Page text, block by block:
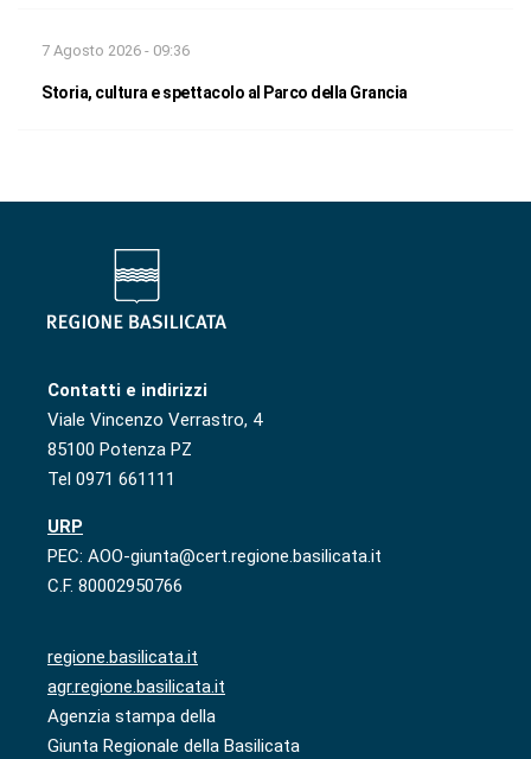
7 Agosto 2026 - 09:36
Storia, cultura e spettacolo al Parco della Grancia
Contatti e indirizzi
Viale Vincenzo Verrastro, 4
85100 Potenza PZ
Tel 0971 661111
URP
PEC: AOO-giunta@cert.regione.basilicata.it
C.F. 80002950766
regione.basilicata.it
agr.regione.basilicata.it
Agenzia stampa della
Giunta Regionale della Basilicata